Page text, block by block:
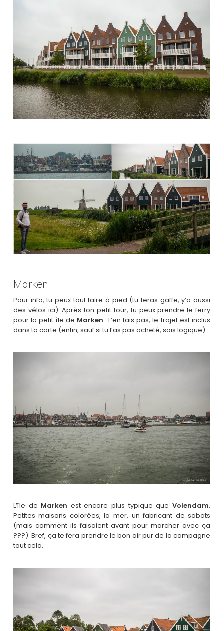
Marken
Pour info, tu peux tout faire à pied (tu feras gaffe, y’a aussi
des vélos ici). Après ton petit tour, tu peux prendre le ferry
pour la petit île de Marken. T’en fais pas, le trajet est inclus
dans ta carte (enfin, sauf si tu l’as pas acheté, sois logique).
L’île de Marken est encore plus typique queVolendam.
Petites maisons colorées, la mer, un fabricant de sabots
(mais comment ils faisaient avant pour marcher avec ça
???). Bref, ça te fera prendre le bon air pur de la campagne
tout cela.